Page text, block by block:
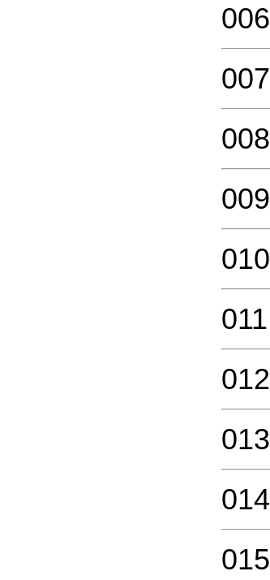
006
007
008
009
010
011
012
013
014
015